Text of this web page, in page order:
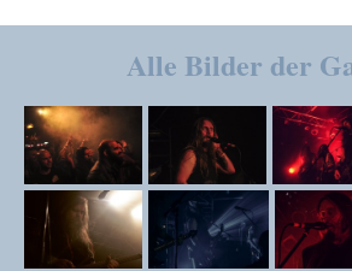
Alle Bilder der